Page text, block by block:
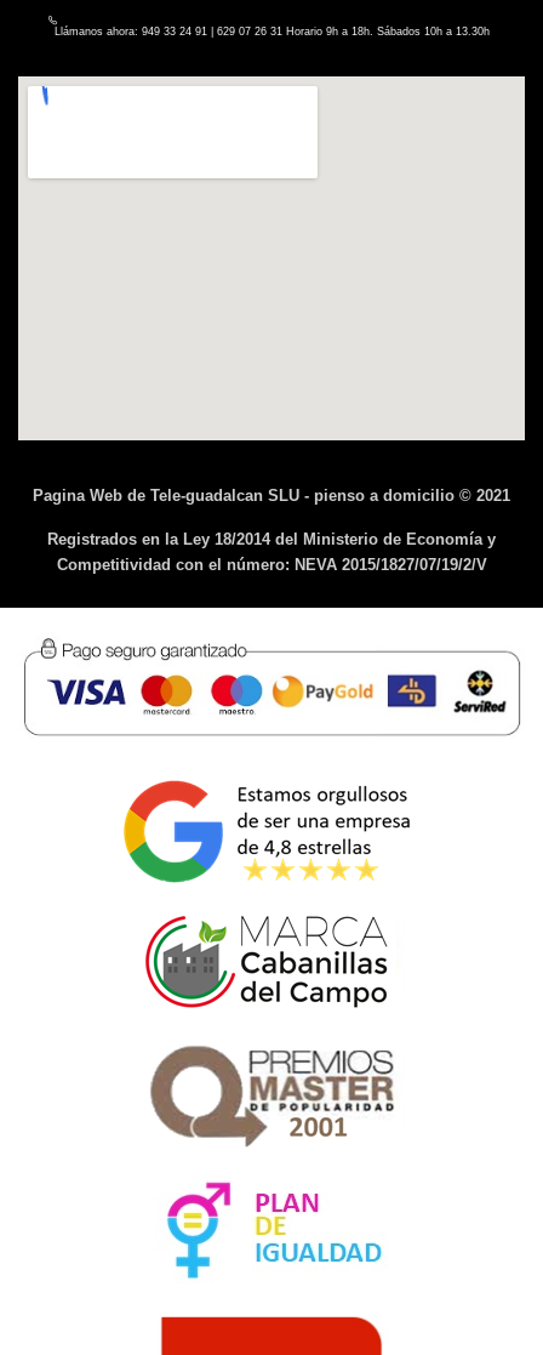
Llámanos ahora: 949 33 24 91 | 629 07 26 31 Horario 9h a 18h. Sábados 10h a 13.30h
Pagina Web de Tele-guadalcan SLU - pienso a domicilio © 2021
Registrados en la Ley 18/2014 del Ministerio de Economía y
Competitividad con el número: NEVA 2015/1827/07/19/2/V